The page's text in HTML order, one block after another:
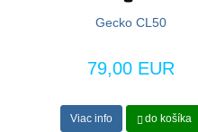
Gecko CL50
79,00 EUR
Viac info do košíka